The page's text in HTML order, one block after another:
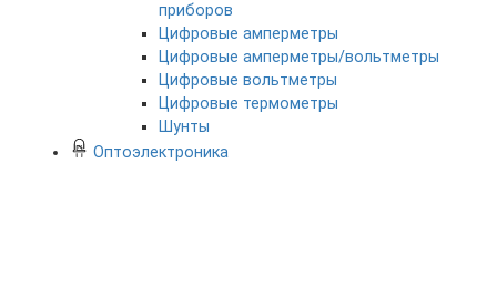
приборов
Цифровые амперметры
Цифровые амперметры/вольтметры
Цифровые вольтметры
Цифровые термометры
Шунты
Оптоэлектроника